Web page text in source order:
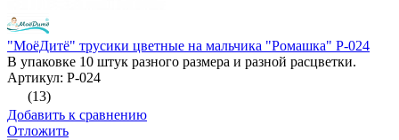
"МоёДитё" трусики цветные на мальчика "Ромашка" Р-024
В упаковке 10 штук разного размера и разной расцветки.
Артикул: Р-024
(13)
Добавить к сравнению
Отложить